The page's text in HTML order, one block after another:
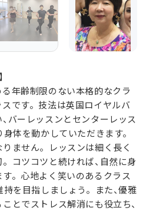
年齢制限のない本格的なクラ
です。技法は英国ロイヤルバ
バーレッスンとセンターレッス
体を動かしていただきます。
ません。レッスンは細く長く
コツコツと続ければ、自然に身
。心地よく笑いのあるクラス
持を目指しましょう。また、優雅
とでストレス解消にも役立ち、